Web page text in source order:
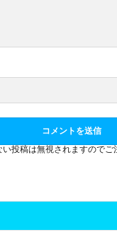
い投稿は無視されますので